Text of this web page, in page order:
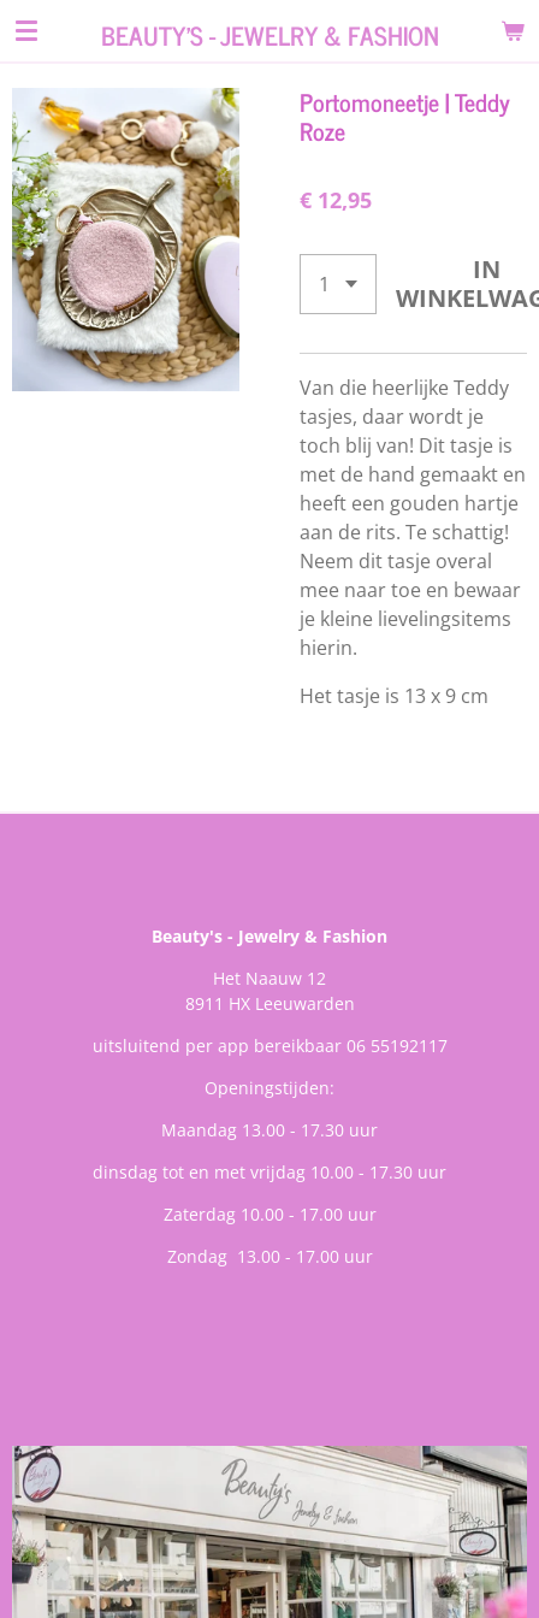
Ga
de
hoofdinhoud
BEAUTY'S - JEWELRY & FASHION
Portomoneetje | Teddy
Roze
€ 12,95
IN
Van die heerlijke Teddy
tasjes, daar wordt je
toch blij van! Dit tasje is
met de hand gemaakt en
heeft een gouden hartje
aan de rits. Te schattig!
Neem dit tasje overal
mee naar toe en bewaar
je kleine lievelingsitems
hierin.
Het tasje is 13 x 9 cm
Beauty's - Jewelry & Fashion
Het Naauw 12
8911 HX Leeuwarden
uitsluitend per app bereikbaar 06 55192117
Openingstijden:
Maandag 13.00 - 17.30 uur
dinsdag tot en met vrijdag 10.00 - 17.30 uur
Zaterdag 10.00 - 17.00 uur
Zondag 13.00 - 17.00 uur